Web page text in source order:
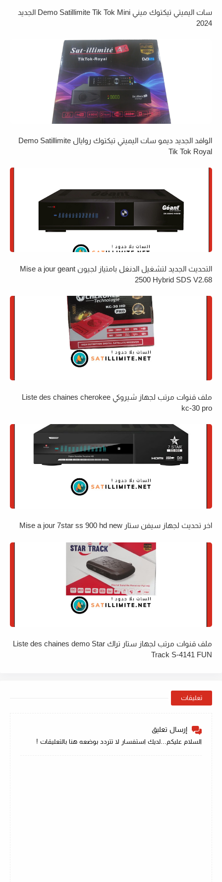
سات اليميتي تيكتوك ميني Demo Satillimite Tik Tok Mini الجديد
2024
الوافد الجديد ديمو سات اليميتي تيكتوك روايال Demo Satillimite
Tik Tok Royal
التحديث الجديد لتشغيل الدنغل بامتياز لجيون Mise a jour geant
2500 Hybrid SDS V2.68
ملف قنوات مرتب لجهاز شيروكي Liste des chaines cherokee
kc-30 pro
اخر تحديث لجهاز سيفن ستار Mise a jour 7star ss 900 hd new
ملف قنوات مرتب لجهاز ستار تراك Liste des chaines demo Star
Track S-4141 FUN
تعليقات
إرسال تعليق
السلام عليكم...لديك استفسار لا تتردد بوضعه هنا بالتعليقات !